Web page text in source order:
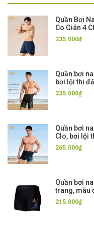
Quần Bơi
Co Giãn 4
235.000₫
Quần bơi
bơi lội thi
335.000₫
Quần bơi
Clo, bơi lội
265.000₫
Quần bơi
trang, màu
215.000₫